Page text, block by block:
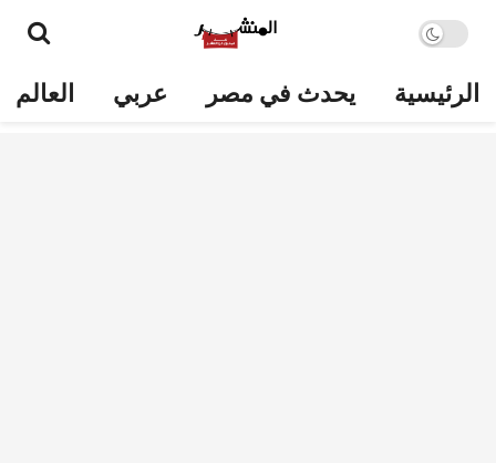
الرئيسية يحدث في مصر عربي العالم